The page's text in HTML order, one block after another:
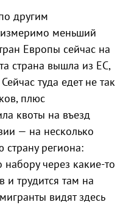
другим
меньший
Европы сейчас на
страна вышла из ЕС,
туда едет не так
плюс
квоты на въезд
— на несколько
региона:
набору через какие-то
трудится там на
видят здесь